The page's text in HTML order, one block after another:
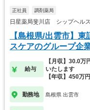
正社員 調剤薬局
日星薬局斐川店 シップヘル
【島根県/出雲市】
スケアのグループ企
給与
【月収】30.0
いたします
【年収】450万
勤務地 島根県 出雲市